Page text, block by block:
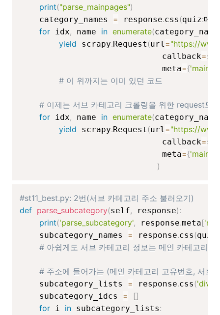
print("parse_mainpages")
    category_names
= response.css(quiz:메
for idx, name in enumerate(
yield scrapy.Request(url="https://
                             callback
=
                             meta
={
# 이 위까지는 이미 있던 코드
# 이제는 서브 카테고리 크롤링을 위한 request도
for idx, name in enumerate(
yield scrapy.Request(url="https://
                             callback
=
                             meta
={
)
#st11_best.py: 2번(서브 카테고리 주소 불러오기)
def parse_subcategory(self, response):
print('parse_subcategory', response.meta[
    subcategory_names
= response.css(quiz
# 아쉽게도 서브 카테고리 정보는 메인 카테고리
# 주소에 들어가는 (메인 카테고리 고유번호, 서브
    subcategory_lists
= response.css(
    subcategory_idcs
= []
for i in subcategory_lists: